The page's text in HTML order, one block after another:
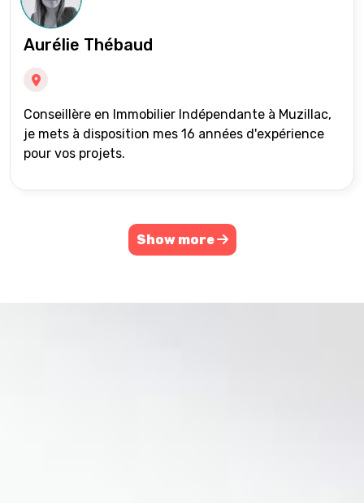
Aurélie Thébaud
Conseillère en Immobilier Indépendante à Muzillac,
je mets à disposition mes 16 années d'expérience
pour vos projets.
Show more